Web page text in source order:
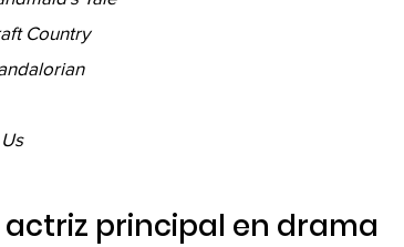
Country
actriz principal en drama